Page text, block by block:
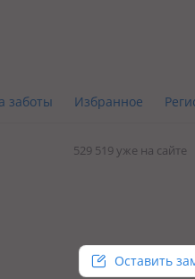
заботы Избранное
529 519 уже на сайте
Оставить